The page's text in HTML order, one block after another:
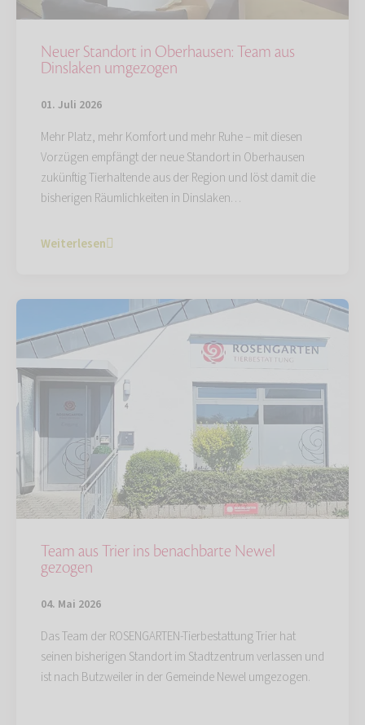
Neuer Standort in Oberhausen: Team aus
Dinslaken umgezogen
01. Juli 2026
Mehr Platz, mehr Komfort und mehr Ruhe – mit diesen
Vorzügen empfängt der neue Standort in Oberhausen
zukünftig Tierhaltende aus der Region und löst damit die
bisherigen Räumlichkeiten in Dinslaken…
Weiterlesen
Team aus Trier ins benachbarte Newel
gezogen
04. Mai 2026
Das Team der ROSENGARTEN-Tierbestattung Trier hat
seinen bisherigen Standort im Stadtzentrum verlassen und
ist nach Butzweiler in der Gemeinde Newel umgezogen.